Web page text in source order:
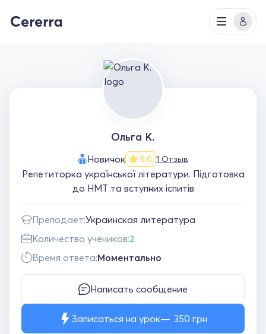
Ольга К.
Новичок 5.0 1 Отзыв
Репетиторка української літератури. Підготовка
до НМТ та вступних іспитів
Преподает:Украинская литература
Количество учеников:2
Время ответа:Моментально
Написать сообщение
Записаться на урок 350 грн